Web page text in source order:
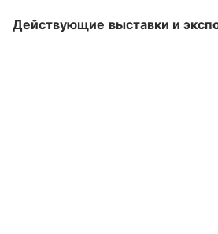
Действующие выставки и